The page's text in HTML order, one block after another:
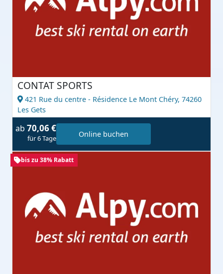
CONTAT SPORTS
421 Rue du centre - Résidence Le Mont Chéry, 74260
Les Gets
ab 70,06 €
für 6 Tage Online buchen
bis zu 38% Rabatt